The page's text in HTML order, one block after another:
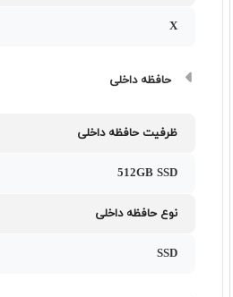
X
حافظه داخلی
ظرفیت حافظه داخلی
512GB SSD
نوع حافظه داخلی
SSD